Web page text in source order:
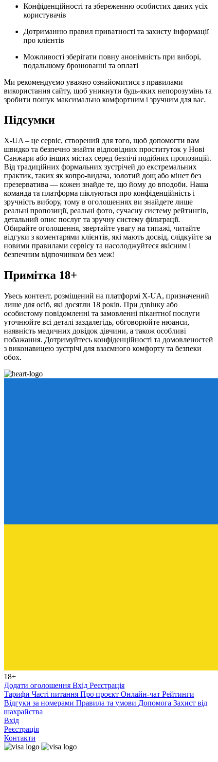
Конфіденційності та збереженню особистих даних усіх
користувачів
Дотриманню правил приватності та захисту інформації
про клієнтів
Можливості зберігати повну анонімність при виборі,
подальшому бронюванні та оплаті
Ми рекомендуємо уважно ознайомитися з правилами
використання сайту, щоб уникнути будь-яких непорозумінь та
зробити пошук максимально комфортним і зручним для вас.
Підсумки
X-UA – це сервіс, створений для того, щоб допомогти вам
швидко та безпечно знайти відповідних проституток у Нові
Санжари або інших містах серед безлічі подібних пропозицій.
Від традиційних формальних зустрічей до екстремальних
практик, таких як копро-видача, золотий дощ або мінет без
презерватива — кожен знайде те, що йому до вподоби. Наша
команда та платформа піклуються про конфіденційність і
зручність вибору, тому в оголошеннях ви знайдете лише
реальні пропозиції, реальні фото, сучасну систему рейтингів,
детальний опис послуг та зручну систему фільтрації.
Обирайте оголошення, звертайте увагу на типажі, читайте
відгуки з коментарями клієнтів, які мають досвід, слідкуйте за
новими правилами сервісу та насолоджуйтеся якісним і
безпечним відпочинком без меж!
Примітка 18+
Увесь контент, розміщений на платформі X-UA, призначений
лише для осіб, які досягли 18 років. При дзвінку або
особистому повідомленні та замовленні пікантної послуги
уточнюйте всі деталі заздалегідь, обговорюйте нюанси,
наявність медичних довідок дівчини, а також особливі
побажання. Дотримуйтесь конфіденційності та домовленостей
з виконавицею зустрічі для взаємного комфорту та безпеки
обох.
18+
Додати оголошення Вхід Реєстрація
Тарифи Часті питання Про проєкт Онлайн-чат Рейтинги
Відгуки за номерами Правила та умови Допомога Захист від
шахрайства
Вхід
Реєстрація
Контакти